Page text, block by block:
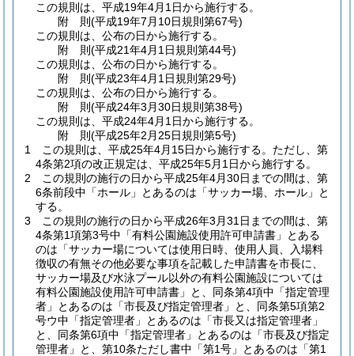
この規則は、平成19年4月1日から施行する。
附 則(平成19年7月10日規則第67号)
この規則は、公布の日から施行する。
附 則(平成21年4月1日規則第44号)
この規則は、公布の日から施行する。
附 則(平成23年4月1日規則第29号)
この規則は、公布の日から施行する。
附 則(平成24年3月30日規則第38号)
この規則は、平成24年4月1日から施行する。
附 則(平成25年2月25日規則第5号)
1
この規則は、平成25年4月15日から施行する。ただし、第
4条第2項の改正規定は、平成25年5月1日から施行する。
2
この規則の施行の日から平成25年4月30日までの間は、第
6条前段中「ホール」とあるのは「サッカー場、ホール」と
する。
3
この規則の施行の日から平成26年3月31日までの間は、第
4条第1項第3号中「有料公園施設使用許可申請書」とある
のは「サッカー場については使用日時、使用人員、入場料
徴収の有無その他必要な事項を記載した申請書を市長に、
サッカー場及び水泳プール以外の有料公園施設については
有料公園施設使用許可申請書」と、同条第4項中「指定管理
者」とあるのは「市長及び指定管理者」と、同条第5項第2
号ウ中「指定管理者」とあるのは「市長又は指定管理者」
と、同条第6項中「指定管理者」とあるのは「市長及び指定
管理者」と、第10条ただし書中「第1号」とあるのは「第1